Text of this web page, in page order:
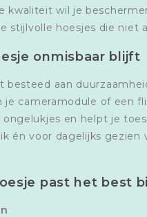
kwaliteit wil je
stijlvolle hoesjes die
onmisbaar blijft
besteed aan
je cameramodule of een
en helpt je
én voor dagelijks
past het best